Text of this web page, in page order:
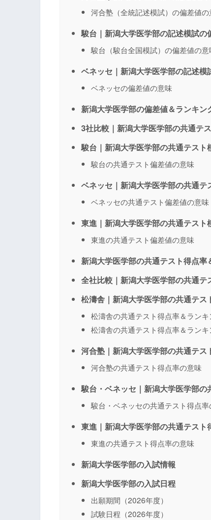
河合塾（全統記述模試）の偏差値の
駿台｜新潟大学医学部の記述模試の
駿台（駿台全国模試）の偏差値の意
ベネッセ｜新潟大学医学部の記述模
ベネッセの偏差値の意味
新潟大学医学部の偏差値＆ランキン
3社比較｜新潟大学医学部の共通テ
駿台｜新潟大学医学部の共通テス
駿台の共通テスト偏差値の意味
ベネッセ｜新潟大学医学部の共通
ベネッセの共通テスト偏差値の意味
東進｜新潟大学医学部の共通テス
東進の共通テスト偏差値の意味
新潟大学医学部の共通テスト得点率
全社比較｜新潟大学医学部の共通テ
松濤舎｜新潟大学医学部の共通テス
松濤舎の共通テスト得点率＆ランキ
松濤舎の共通テスト得点率＆ラン
河合塾｜新潟大学医学部の共通テス
河合塾の共通テスト得点率の意味
駿台・ベネッセ｜新潟大学医学部
駿台・ベネッセの共通テスト得点率
東進｜新潟大学医学部の共通テスト
東進の共通テスト得点率の意味
新潟大学医学部の入試情報
新潟大学医学部の入試日程
出願期間（2026年度）
試験日程（2026年度）